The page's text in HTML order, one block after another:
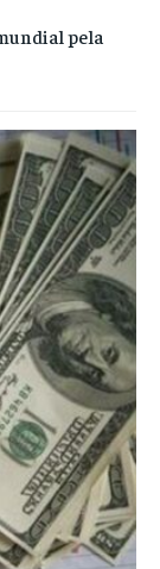
pela